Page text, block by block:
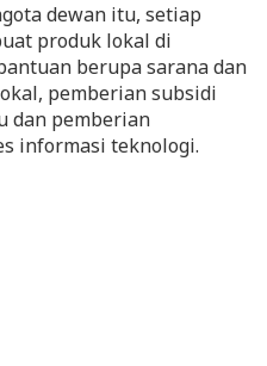
dewan itu, setiap
produk lokal di
berupa sarana dan
pemberian subsidi
dan pemberian
informasi teknologi.